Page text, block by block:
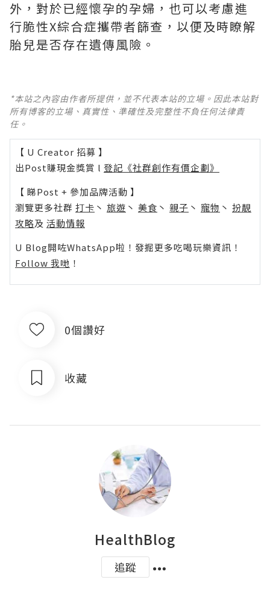
外，對於已經懷孕的孕婦，也可以考慮進
行脆性X綜合症攜帶者篩查，以便及時瞭解
胎兒是否存在遺傳風險。
*本站之內容由作者所提供，並不代表本站的立場。因此本站對
所有博客的立場、真實性、準確性及完整性不負任何法律責
任。
【 U Creator 招募 】
出Post賺現金獎賞 l 登記《社群創作有價企劃》
【 睇Post + 參加品牌活動 】
瀏覽更多社群 打卡 丶 旅遊 丶 美食 丶 親子 丶 寵物 丶 扮靚
攻略及 活動情報
U Blog開咗WhatsApp啦！發掘更多吃喝玩樂資訊！
Follow 我哋 ！
0個讚好
收藏
HealthBlog
追蹤